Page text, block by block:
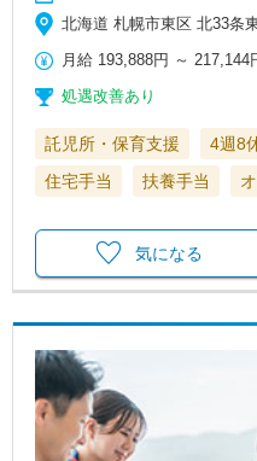
北海道 札幌市東区 北33条
月給 193,888円 ～ 217,144
処遇改善あり
託児所・保育支援 4週8
住宅手当
扶養手当
気になる